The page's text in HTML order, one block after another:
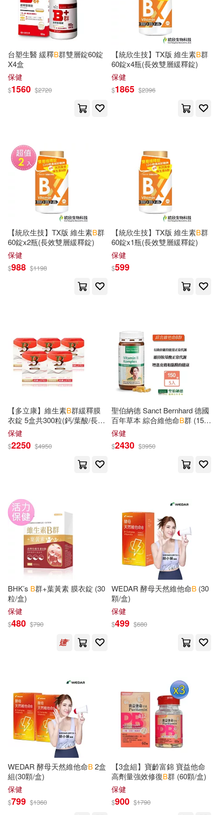
Walker(193)
Richards(189) Albert B.(188)
Douglas B.(187)
Friedman(186)
Turner(184)
Arbeitskollegen(183)
Thiel B. Eng(181)
Alvin/ Silverstein(178)
Anthony B.(176)
Pedersen(174) Ross(174)
S.(174) Young(174)
A.(172)
Barbara(171)
Axelrod(170) Cooney(170)
Kennedy(170)
根華編輯部(170) Carter(169)
Lewis B.(168)
William E.(168)
Tim F./ Jenkins(167)
Davidson(166)
Morrison(166)
Wheatley(166) Ann B.(165)
Bury(164) Larson(162)
Motorbooks Intl(73)
Replica Books(72)
Teachers Pet Pubns Inc(71)
Sterling Pub Co Inc(70)
Palgrave Macmillan(68)
映象國際多媒體(68)
Facts on File(67)
West Academic(67)
Renouf Pub Co Ltd(66)
Amer Mathematical Society(63)
Guilford Pubn(63)
Morgan & Claypool(63)
ベルハウス(63)
Scholastic Paperbacks(62)
台灣角川(62)
Intl Specialized Book Service Inc(6
Bärenreiter(59)
Johns Hopkins Univ Pr(56)
Perseus Books Group(56)
清華大學出版社(56)
Houghton Mifflin(55)
台塑生醫 緩釋B群雙層錠60錠
X4盒
保健
$1560 $2720
【統欣生技】TX版 維生素B群
60錠x4瓶(長效雙層緩釋錠)
保健
$1865 $2396
【統欣生技】TX版 維生素B群
60錠x2瓶(長效雙層緩釋錠)
保健
$988 $1198
【統欣生技】TX版 維生素B群
60錠x1瓶(長效雙層緩釋錠)
保健
$599
【多立康】維生素B群緩釋膜
衣錠 5盒共300粒(鈣/葉酸/長效
吸收)
保健
$2250 $4950
聖伯納德 Sanct Bernhard 德國
百年草本 綜合維他命B群 (150
粒/罐)X5瓶 維他命
酸-原 德國百年草本
保健
$2430 $3950
BHK’s B群+葉黃素 膜衣錠 (30
粒/盒)
保健
$480 $790
WEDAR 酵母天然維他命B (30
顆/盒)
保健
$499 $680
WEDAR 酵母天然維他命B2盒
組(30顆/盒)
保健
$799 $1360
【3盒組】寶齡富錦 寶益他命
高劑量強效修復B群 (60顆/盒)
保健
$900 $1790